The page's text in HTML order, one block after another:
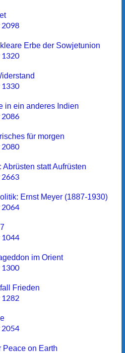
2098
Erbe der Sowjetunion
1320
1330
in ein anderes Indien
2086
für morgen
2080
statt Aufrüsten
2663
Ernst Meyer (1887-1930)
2064
1044
im Orient
1300
Frieden
1282
2054
Peace on Earth